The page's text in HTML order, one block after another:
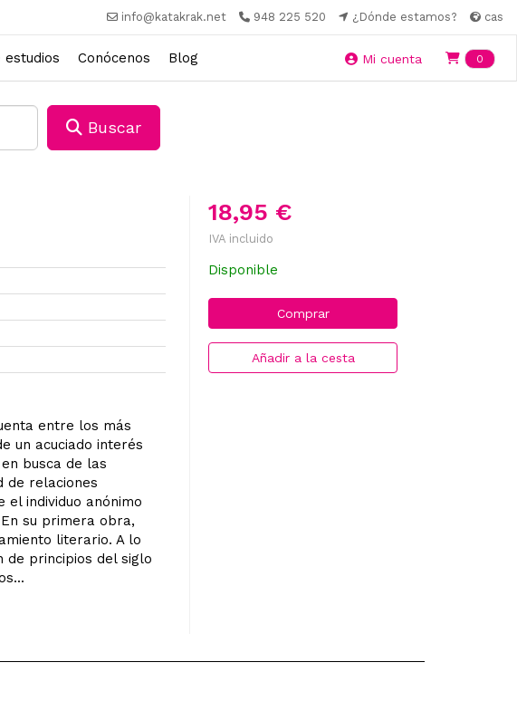
info@katakrak.net 948 225 520 ¿Dónde estamos? cas
estudios Conócenos Blog Mi cuenta 0
Buscar
18,95 €
IVA incluido
Disponible
Comprar
Añadir a la cesta
entre los más
un acuciado interés
busca de las
de relaciones
individuo anónimo
su primera obra,
literario. A lo
de principios del siglo